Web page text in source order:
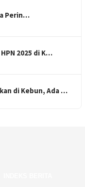
Perin…
2025 di K…
di Kebun, Ada …